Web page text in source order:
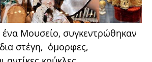
Μουσείο, συγκεντρώθηκαν
στέγη, όμορφες,